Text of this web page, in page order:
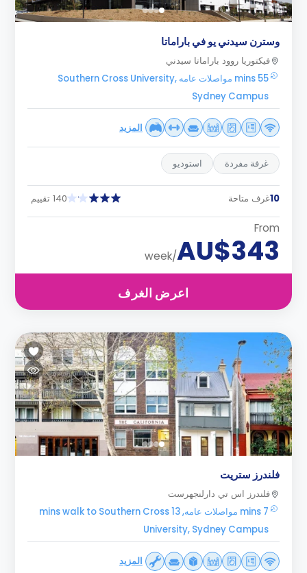
وسترن سيدني يو في باراماتا
فيكتوريا روود باراماتا سيدني
55 mins مواصلات عامه Southern Cross University,
Sydney Campus
المزيد
غرفة مفردة استوديو
10غرف متاحة 140 تقييم
From
AU$343
/week
اعرض الغرف
فلندرز ستريت
فلندرز اس تي دارلنجهرست
7 mins مواصلات عامه, 13 mins walk to Southern Cross
University, Sydney Campus
المزيد